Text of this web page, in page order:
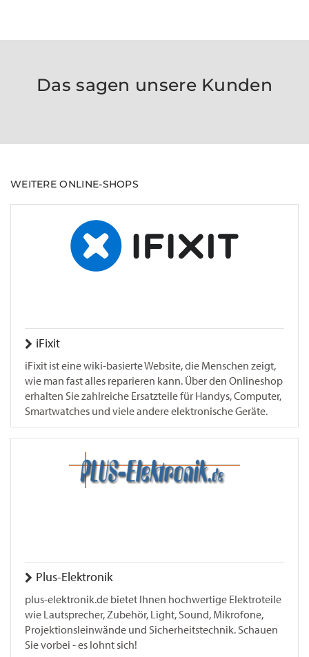
Das sagen unsere Kunden
WEITERE ONLINE-SHOPS
iFixit
iFixit ist eine wiki-basierte Website, die Menschen zeigt,
wie man fast alles reparieren kann. Über den Onlineshop
erhalten Sie zahlreiche Ersatzteile für Handys, Computer,
Smartwatches und viele andere elektronische Geräte.
Plus-Elektronik
plus-elektronik.de bietet Ihnen hochwertige Elektroteile
wie Lautsprecher, Zubehör, Light, Sound, Mikrofone,
Projektionsleinwände und Sicherheitstechnik. Schauen
Sie vorbei - es lohnt sich!